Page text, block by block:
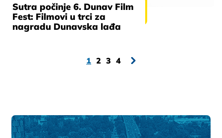
Sutra počinje 6. Dunav Film
Fest: Filmovi u trci za
nagradu Dunavska lađa
1 2 3 4